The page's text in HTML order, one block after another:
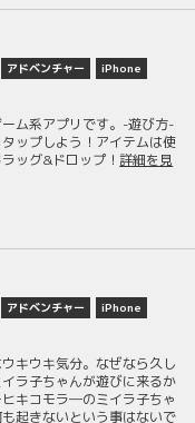
アドベンチャー
iPhone
ム系アプリです。-遊び方-
ップしよう！アイテムは使
ッグ&ドロップ！詳細を見
アドベンチャー
iPhone
キウキ気分。なぜなら久し
ラ子ちゃんが遊びに来るか
キコモラ―のミイラ子ちゃ
起きないという事はないで